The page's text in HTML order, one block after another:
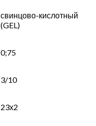
свинцово-кислотный
(GEL)
0;75
3/10
23х2